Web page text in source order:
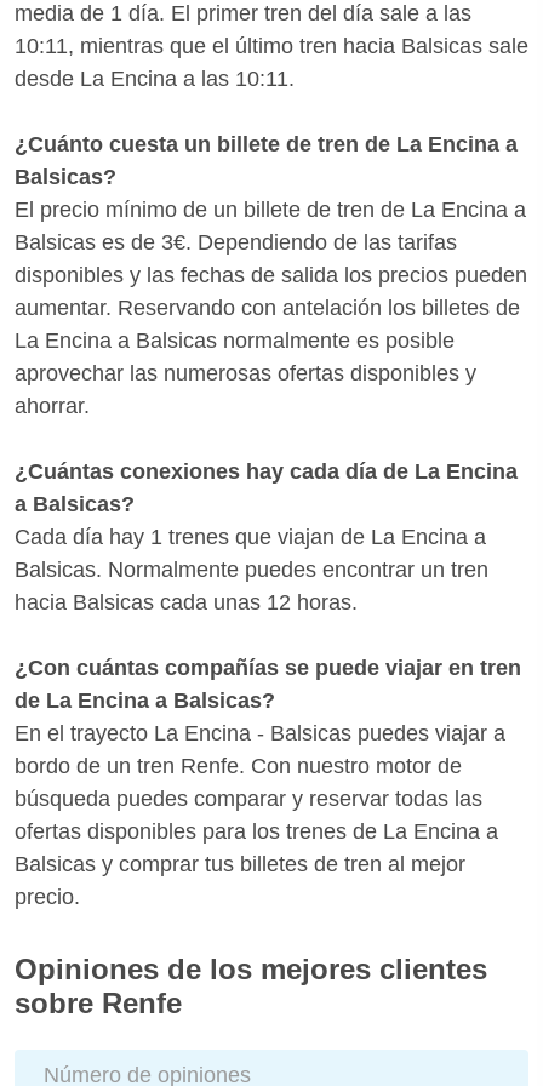
con bastante antelación para aprovechar las
promociones de Renfe. ¿Quieres saber si hay
medios de transporte mejores para llegar a Balsicas
trenes, y escoger la mejor opción para ti en pocos
clics.
media de 1 día. El primer tren del día sale a las
10:11, mientras que el último tren hacia Balsicas sale
desde La Encina a las 10:11.
¿Cuánto cuesta un billete de tren de La Encina a
Balsicas?
El precio mínimo de un billete de tren de La Encina a
Balsicas es de 3€. Dependiendo de las tarifas
disponibles y las fechas de salida los precios pueden
aumentar. Reservando con antelación los billetes de
La Encina a Balsicas normalmente es posible
aprovechar las numerosas ofertas disponibles y
ahorrar.
¿Cuántas conexiones hay cada día de La Encina
a Balsicas?
Cada día hay 1 trenes que viajan de La Encina a
Balsicas. Normalmente puedes encontrar un tren
hacia Balsicas cada unas 12 horas.
¿Con cuántas compañías se puede viajar en tren
de La Encina a Balsicas?
En el trayecto La Encina - Balsicas puedes viajar a
bordo de un tren Renfe. Con nuestro motor de
búsqueda puedes comparar y reservar todas las
ofertas disponibles para los trenes de La Encina a
Balsicas y comprar tus billetes de tren al mejor
precio.
Opiniones de los mejores clientes
sobre Renfe
Número de opiniones